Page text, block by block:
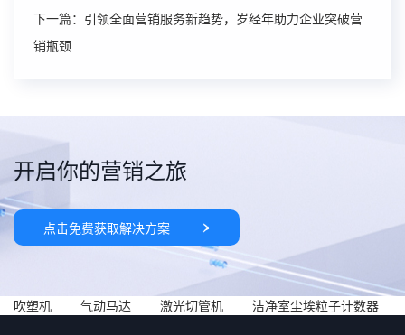
下一篇：引领全面营销服务新趋势，岁经年助力企业突破营
销瓶颈
开启你的营销之旅
点击免费获取解决方案
吹塑机 气动马达 激光切管机 洁净室尘埃粒子计数器